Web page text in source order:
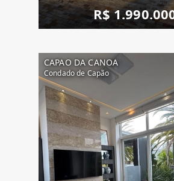
R$
CAPAO DA CANOA
Condado de Capão